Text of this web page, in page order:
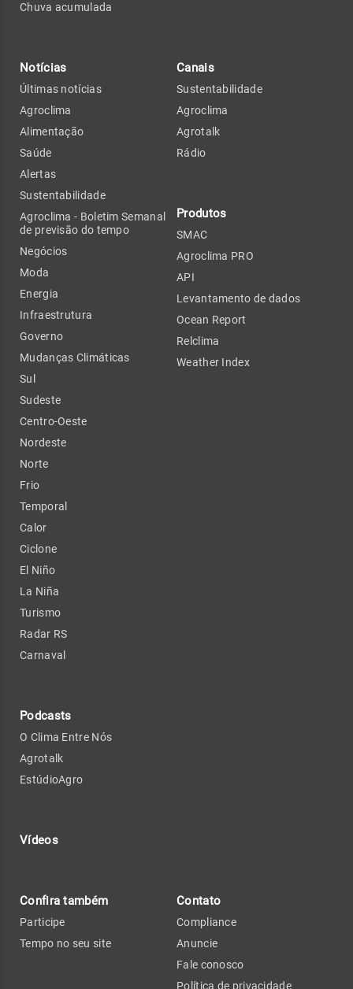
Chuva acumulada
Notícias
Últimas notícias
Agroclima
Alimentação
Saúde
Alertas
Sustentabilidade
Agroclima - Boletim Semanal
de previsão do tempo
Negócios
Moda
Energia
Infraestrutura
Governo
Mudanças Climáticas
Sul
Sudeste
Centro-Oeste
Nordeste
Norte
Frio
Temporal
Calor
Ciclone
El Niño
La Niña
Turismo
Radar RS
Carnaval
Podcasts
O Clima Entre Nós
Agrotalk
EstúdioAgro
Vídeos
Canais
Sustentabilidade
Agroclima
Agrotalk
Rádio
Produtos
SMAC
Agroclima PRO
API
Levantamento de dados
Ocean Report
Relclima
Weather Index
Confira também
Participe
Tempo no seu site
Contato
Compliance
Anuncie
Fale conosco
Política de privacidade